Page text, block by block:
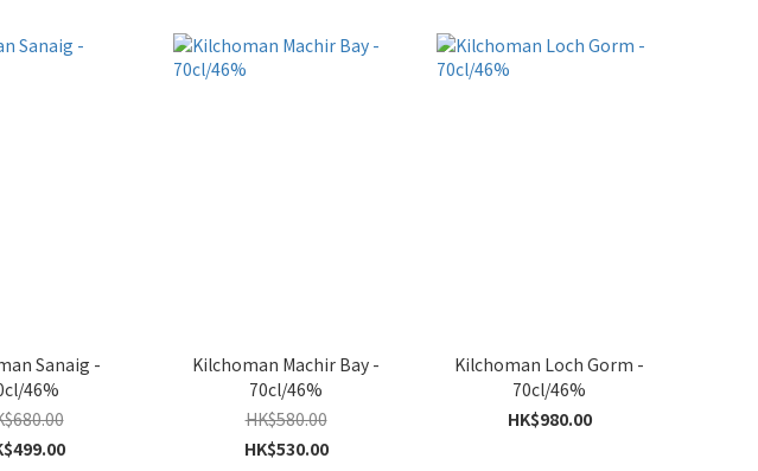
Sanaig -
46%
Kilchoman Machir Bay -
70cl/46%
HK$580.00
HK$530.00
Kilchoman Loch Gorm -
70cl/46%
HK$980.00